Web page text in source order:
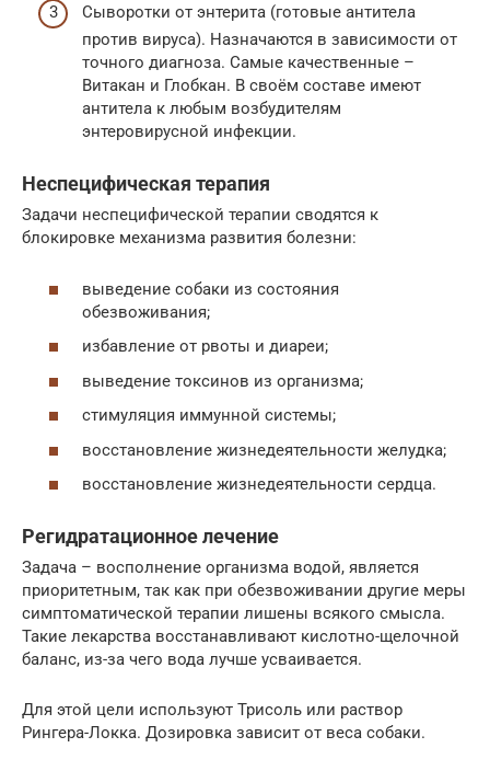
Сыворотки от энтерита (готовые антитела
против вируса). Назначаются в зависимости от
точного диагноза. Самые качественные –
Витакан и Глобкан. В своём составе имеют
антитела к любым возбудителям
энтеровирусной инфекции.
Неспецифическая терапия
Задачи неспецифической терапии сводятся к
блокировке механизма развития болезни:
выведение собаки из состояния
обезвоживания;
избавление от рвоты и диареи;
выведение токсинов из организма;
стимуляция иммунной системы;
восстановление жизнедеятельности желудка;
восстановление жизнедеятельности сердца.
Регидратационное лечение
Задача – восполнение организма водой, является
приоритетным, так как при обезвоживании другие меры
симптоматической терапии лишены всякого смысла.
Такие лекарства восстанавливают кислотно-щелочной
баланс, из-за чего вода лучше усваивается.
Для этой цели используют Трисоль или раствор
Рингера-Локка. Дозировка зависит от веса собаки.